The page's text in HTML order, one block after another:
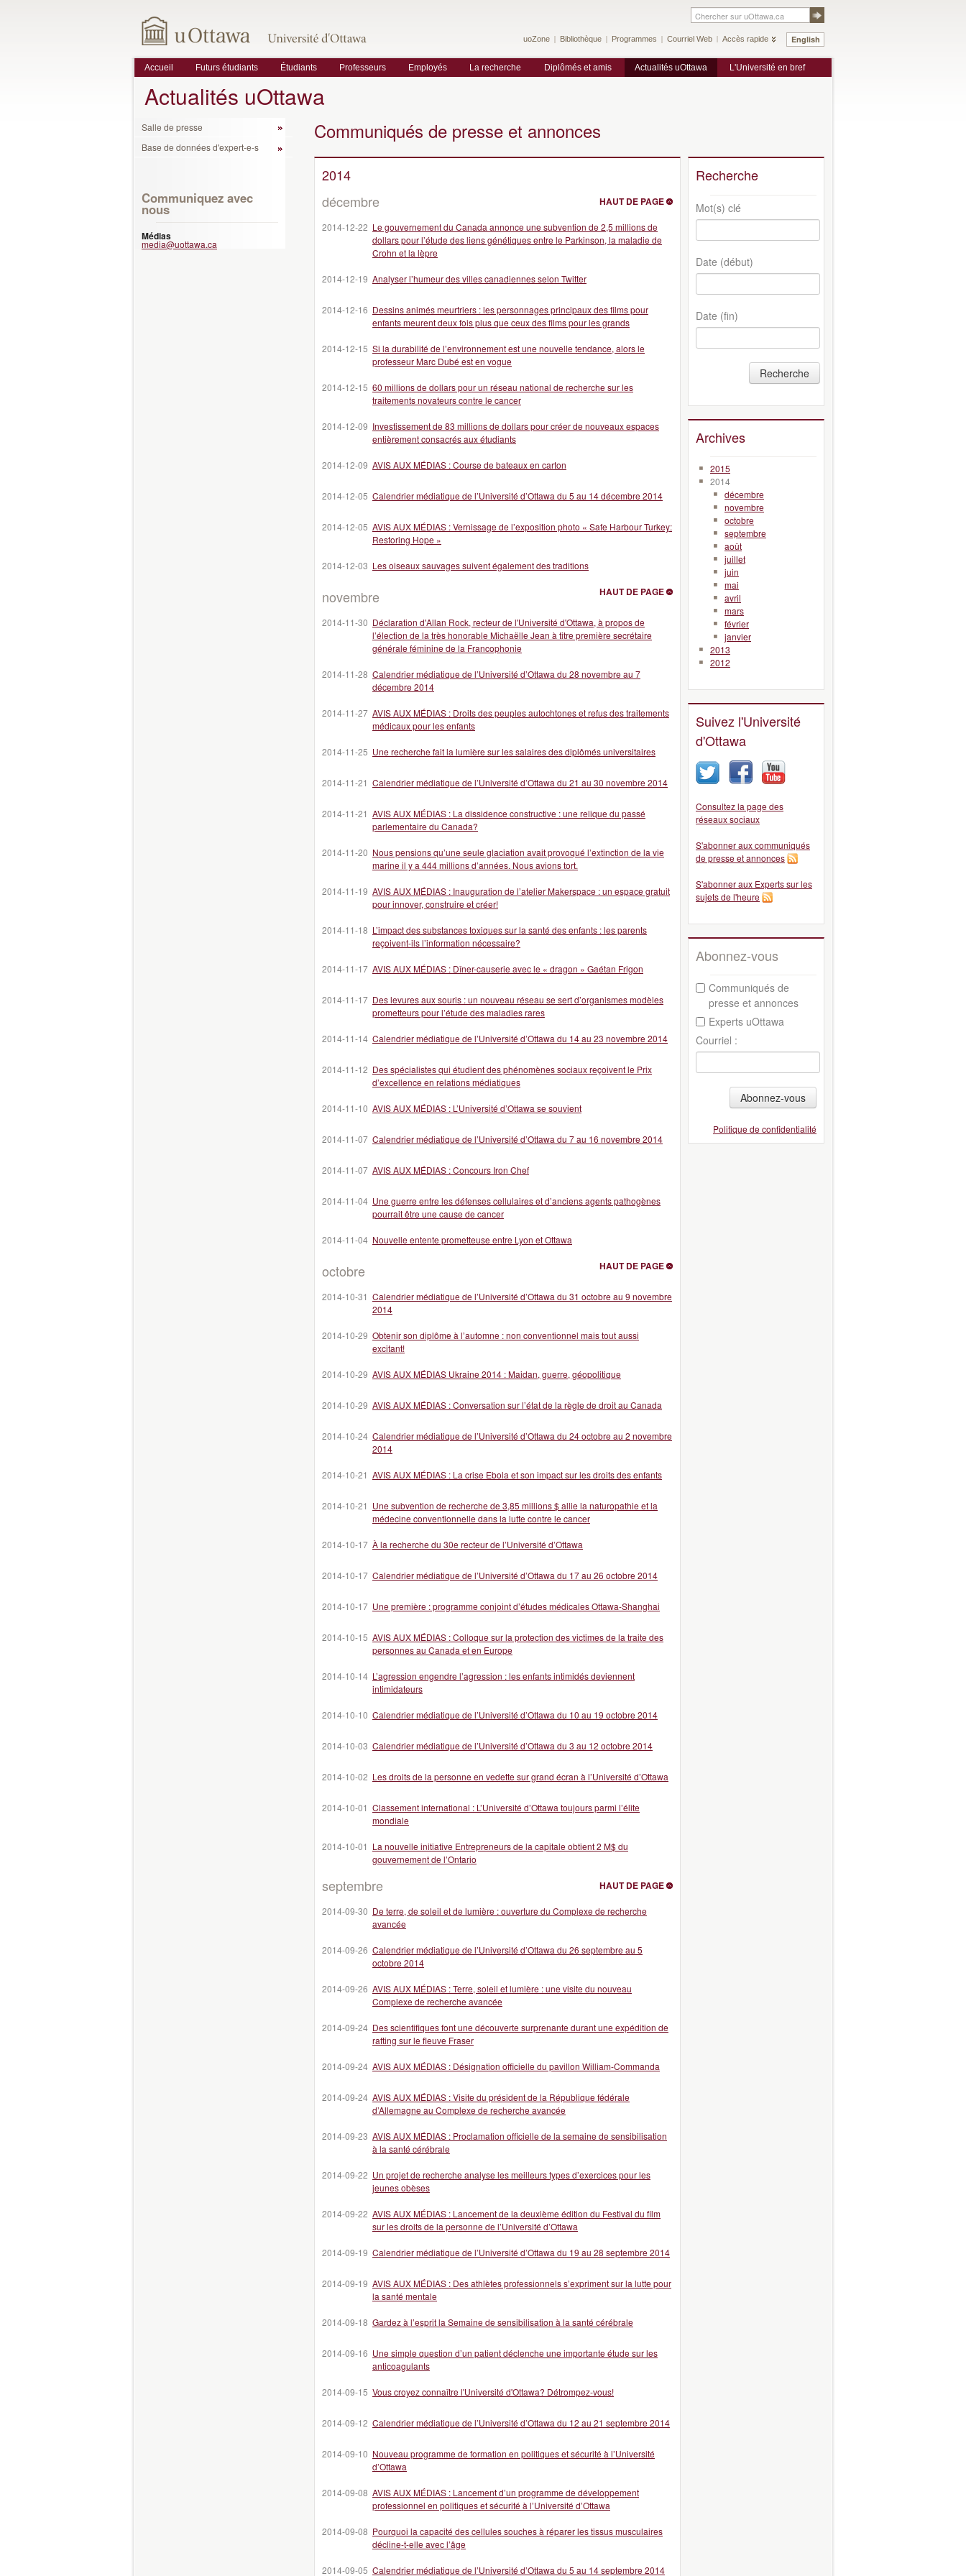
English
uoZone Bibliothèque Programmes Courriel Web Accès rapide
Accueil Futurs étudiants Étudiants Professeurs Employés La recherche Diplômés et amis Actualités uOttawa L'Université en bref
Actualités uOttawa
Salle de presse
Base de données d'expert-e-s
Communiquez avec
nous
Médias
media@uottawa.ca
Communiqués de presse et annonces
2014
HAUT DE PAGE
décembre
2014-12-22 Le gouvernement du Canada annonce une subvention de 2,5 millions de
dollars pour l’étude des liens génétiques entre le Parkinson, la maladie de
Crohn et la lèpre
2014-12-19 Analyser l’humeur des villes canadiennes selon Twitter
2014-12-16 Dessins animés meurtriers : les personnages principaux des films pour
enfants meurent deux fois plus que ceux des films pour les grands
2014-12-15 Si la durabilité de l’environnement est une nouvelle tendance, alors le
professeur Marc Dubé est en vogue
2014-12-15 60 millions de dollars pour un réseau national de recherche sur les
traitements novateurs contre le cancer
2014-12-09 Investissement de 83 millions de dollars pour créer de nouveaux espaces
entièrement consacrés aux étudiants
2014-12-09 AVIS AUX MÉDIAS : Course de bateaux en carton
2014-12-05 Calendrier médiatique de l’Université d’Ottawa du 5 au 14 décembre 2014
2014-12-05 AVIS AUX MÉDIAS : Vernissage de l’exposition photo « Safe Harbour Turkey:
Restoring Hope »
2014-12-03 Les oiseaux sauvages suivent également des traditions
HAUT DE PAGE
novembre
2014-11-30 Déclaration d'Allan Rock, recteur de l'Université d'Ottawa, à propos de
l’élection de la très honorable Michaëlle Jean à titre première secrétaire
générale féminine de la Francophonie
2014-11-28 Calendrier médiatique de l’Université d’Ottawa du 28 novembre au 7
décembre 2014
2014-11-27 AVIS AUX MÉDIAS : Droits des peuples autochtones et refus des traitements
médicaux pour les enfants
2014-11-25 Une recherche fait la lumière sur les salaires des diplômés universitaires
2014-11-21 Calendrier médiatique de l’Université d’Ottawa du 21 au 30 novembre 2014
2014-11-21 AVIS AUX MÉDIAS : La dissidence constructive : une relique du passé
parlementaire du Canada?
2014-11-20 Nous pensions qu’une seule glaciation avait provoqué l’extinction de la vie
marine il y a 444 millions d’années. Nous avions tort.
2014-11-19 AVIS AUX MÉDIAS : Inauguration de l’atelier Makerspace : un espace gratuit
pour innover, construire et créer!
2014-11-18 L’impact des substances toxiques sur la santé des enfants : les parents
reçoivent-ils l’information nécessaire?
2014-11-17 AVIS AUX MÉDIAS : Dîner-causerie avec le « dragon » Gaétan Frigon
2014-11-17 Des levures aux souris : un nouveau réseau se sert d’organismes modèles
prometteurs pour l’étude des maladies rares
2014-11-14 Calendrier médiatique de l’Université d’Ottawa du 14 au 23 novembre 2014
2014-11-12 Des spécialistes qui étudient des phénomènes sociaux reçoivent le Prix
d’excellence en relations médiatiques
2014-11-10 AVIS AUX MÉDIAS : L’Université d’Ottawa se souvient
2014-11-07 Calendrier médiatique de l’Université d’Ottawa du 7 au 16 novembre 2014
2014-11-07 AVIS AUX MÉDIAS : Concours Iron Chef
2014-11-04 Une guerre entre les défenses cellulaires et d’anciens agents pathogènes
pourrait être une cause de cancer
2014-11-04 Nouvelle entente prometteuse entre Lyon et Ottawa
HAUT DE PAGE
octobre
2014-10-31 Calendrier médiatique de l’Université d’Ottawa du 31 octobre au 9 novembre
2014
2014-10-29 Obtenir son diplôme à l’automne : non conventionnel mais tout aussi
excitant!
2014-10-29 AVIS AUX MÉDIAS Ukraine 2014 : Maidan, guerre, géopolitique
2014-10-29 AVIS AUX MÉDIAS : Conversation sur l’état de la règle de droit au Canada
2014-10-24 Calendrier médiatique de l’Université d’Ottawa du 24 octobre au 2 novembre
2014
2014-10-21 AVIS AUX MÉDIAS : La crise Ebola et son impact sur les droits des enfants
2014-10-21 Une subvention de recherche de 3,85 millions $ allie la naturopathie et la
médecine conventionnelle dans la lutte contre le cancer
2014-10-17 À la recherche du 30e recteur de l’Université d’Ottawa
2014-10-17 Calendrier médiatique de l’Université d’Ottawa du 17 au 26 octobre 2014
2014-10-17 Une première : programme conjoint d’études médicales Ottawa-Shanghai
2014-10-15 AVIS AUX MÉDIAS : Colloque sur la protection des victimes de la traite des
personnes au Canada et en Europe
2014-10-14 L’agression engendre l’agression : les enfants intimidés deviennent
intimidateurs
2014-10-10 Calendrier médiatique de l’Université d’Ottawa du 10 au 19 octobre 2014
2014-10-03 Calendrier médiatique de l’Université d’Ottawa du 3 au 12 octobre 2014
2014-10-02 Les droits de la personne en vedette sur grand écran à l’Université d’Ottawa
2014-10-01 Classement international : L’Université d’Ottawa toujours parmi l’élite
mondiale
2014-10-01 La nouvelle initiative Entrepreneurs de la capitale obtient 2 M$ du
gouvernement de l’Ontario
HAUT DE PAGE
septembre
2014-09-30 De terre, de soleil et de lumière : ouverture du Complexe de recherche
avancée
2014-09-26 Calendrier médiatique de l’Université d’Ottawa du 26 septembre au 5
octobre 2014
2014-09-26 AVIS AUX MÉDIAS : Terre, soleil et lumière : une visite du nouveau
Complexe de recherche avancée
2014-09-24 Des scientifiques font une découverte surprenante durant une expédition de
rafting sur le fleuve Fraser
2014-09-24 AVIS AUX MÉDIAS : Désignation officielle du pavillon William-Commanda
2014-09-24 AVIS AUX MÉDIAS : Visite du président de la République fédérale
d’Allemagne au Complexe de recherche avancée
2014-09-23 AVIS AUX MÉDIAS : Proclamation officielle de la semaine de sensibilisation
à la santé cérébrale
2014-09-22 Un projet de recherche analyse les meilleurs types d’exercices pour les
jeunes obèses
2014-09-22 AVIS AUX MÉDIAS : Lancement de la deuxième édition du Festival du film
sur les droits de la personne de l’Université d’Ottawa
2014-09-19 Calendrier médiatique de l’Université d’Ottawa du 19 au 28 septembre 2014
2014-09-19 AVIS AUX MÉDIAS : Des athlètes professionnels s’expriment sur la lutte pour
la santé mentale
2014-09-18 Gardez à l’esprit la Semaine de sensibilisation à la santé cérébrale
2014-09-16 Une simple question d’un patient déclenche une importante étude sur les
anticoagulants
2014-09-15 Vous croyez connaître l'Université d'Ottawa? Détrompez-vous!
2014-09-12 Calendrier médiatique de l’Université d’Ottawa du 12 au 21 septembre 2014
2014-09-10 Nouveau programme de formation en politiques et sécurité à l’Université
d’Ottawa
2014-09-08 AVIS AUX MÉDIAS : Lancement d’un programme de développement
professionnel en politiques et sécurité à l’Université d’Ottawa
2014-09-08 Pourquoi la capacité des cellules souches à réparer les tissus musculaires
décline-t-elle avec l’âge
2014-09-05 Calendrier médiatique de l’Université d’Ottawa du 5 au 14 septembre 2014
Recherche
Mot(s) clé
Date (début)
Date (fin)
Recherche
Archives
2015
2014
décembre
novembre
octobre
septembre
août
juillet
juin
mai
avril
mars
février
janvier
2013
2012
Suivez l'Université
d'Ottawa
Consultez la page des
réseaux sociaux
S'abonner aux communiqués
de presse et annonces
S'abonner aux Experts sur les
sujets de l'heure
Abonnez-vous
Communiqués de
presse et annonces
Experts uOttawa
Courriel :
Abonnez-vous
Politique de confidentialité